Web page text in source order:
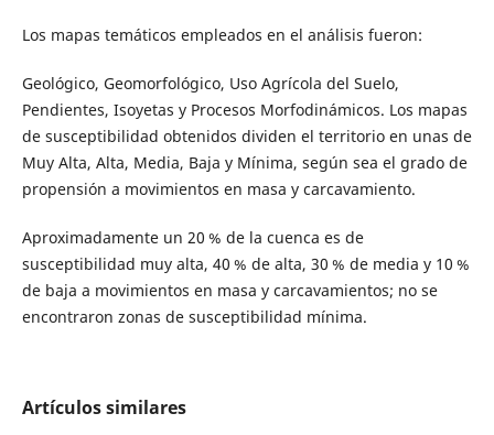
Los mapas temáticos empleados en el análisis fueron:
Geológico, Geomorfológico, Uso Agrícola del Suelo,
Pendientes, Isoyetas y Procesos Morfodinámicos. Los mapas
de susceptibilidad obtenidos dividen el territorio en unas de
Muy Alta, Alta, Media, Baja y Mínima, según sea el grado de
propensión a movimientos en masa y carcavamiento.
Aproximadamente un 20 % de la cuenca es de
susceptibilidad muy alta, 40 % de alta, 30 % de media y 10 %
de baja a movimientos en masa y carcavamientos; no se
encontraron zonas de susceptibilidad mínima.
Artículos similares